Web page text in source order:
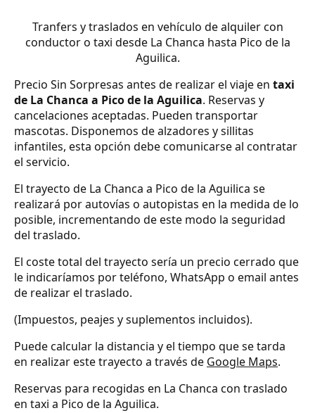
Tranfers y traslados en vehículo de alquiler con
conductor o taxi desde La Chanca hasta Pico de la
Aguilica.
Precio Sin Sorpresas antes de realizar el viaje en taxi
de La Chanca a Pico de la Aguilica. Reservas y
cancelaciones aceptadas. Pueden transportar
mascotas. Disponemos de alzadores y sillitas
infantiles, esta opción debe comunicarse al contratar
el servicio.
El trayecto de La Chanca a Pico de la Aguilica se
realizará por autovías o autopistas en la medida de lo
posible, incrementando de este modo la seguridad
del traslado.
El coste total del trayecto sería un precio cerrado que
le indicaríamos por teléfono, WhatsApp o email antes
de realizar el traslado.
(Impuestos, peajes y suplementos incluidos).
Puede calcular la distancia y el tiempo que se tarda
en realizar este trayecto a través de Google Maps.
Reservas para recogidas en La Chanca con traslado
en taxi a Pico de la Aguilica.